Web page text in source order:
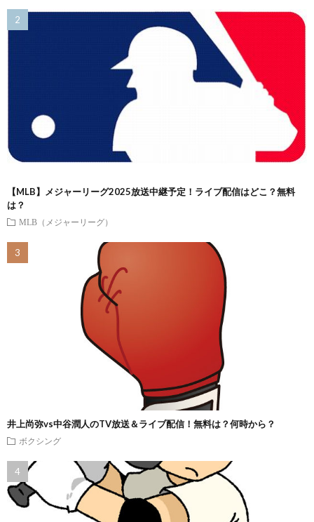
【MLB】メジャーリーグ2025放送中継予定！ライブ配信はどこ？無料
は？
MLB（メジャーリーグ）
井上尚弥vs中谷潤人のTV放送＆ライブ配信！無料は？何時から？
ボクシング